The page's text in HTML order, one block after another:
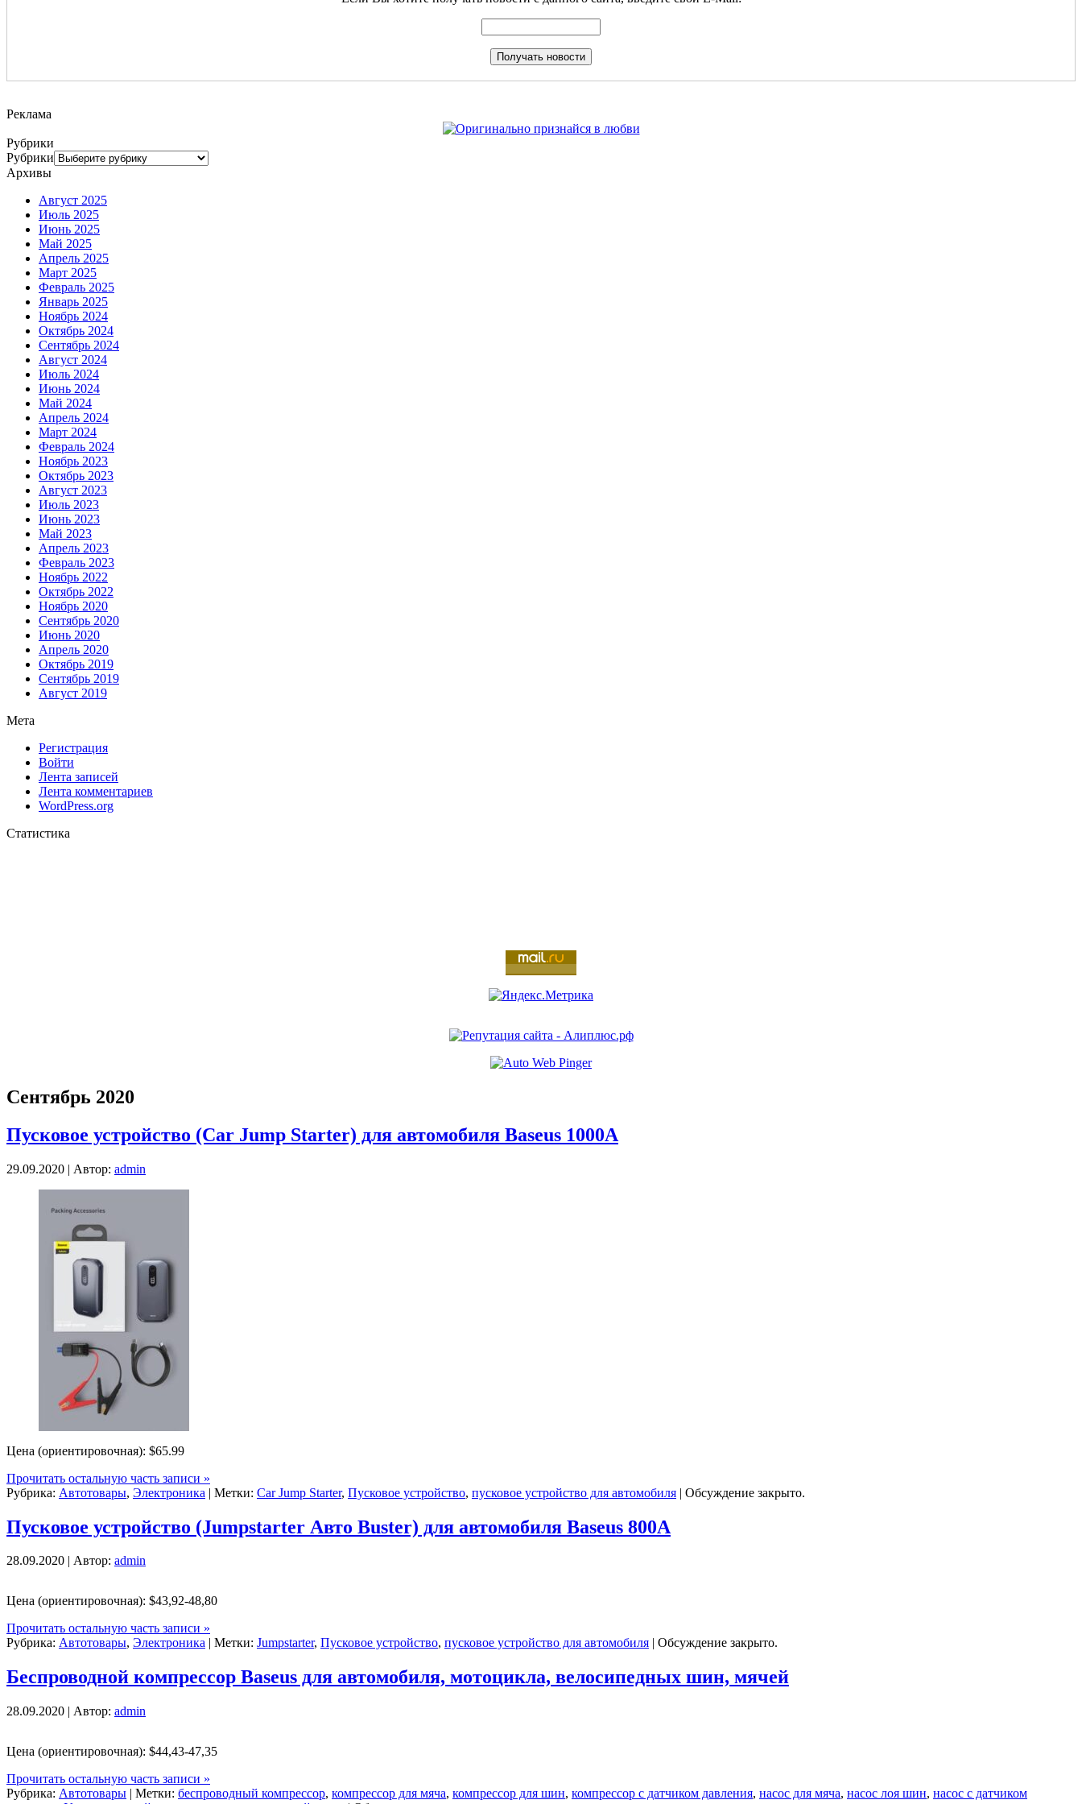
Реклама
Рубрики
Рубрики
Архивы
Август 2025
Июль 2025
Июнь 2025
Май 2025
Апрель 2025
Март 2025
Февраль 2025
Январь 2025
Ноябрь 2024
Октябрь 2024
Сентябрь 2024
Август 2024
Июль 2024
Июнь 2024
Май 2024
Апрель 2024
Март 2024
Февраль 2024
Ноябрь 2023
Октябрь 2023
Август 2023
Июль 2023
Июнь 2023
Май 2023
Апрель 2023
Февраль 2023
Ноябрь 2022
Октябрь 2022
Ноябрь 2020
Сентябрь 2020
Июнь 2020
Апрель 2020
Октябрь 2019
Сентябрь 2019
Август 2019
Мета
Регистрация
Войти
Лента записей
Лента комментариев
WordPress.org
Статистика
Сентябрь 2020
Пусковое устройство (Car Jump Starter) для автомобиля Baseus 1000A
29.09.2020 | Автор: admin
Цена (ориентировочная): $65.99
Прочитать остальную часть записи »
Рубрика: Автотовары, Электроника | Метки: Car Jump Starter, Пусковое устройство, пусковое устройство для автомобиля | Обсуждение закрыто.
Пусковое устройство (Jumpstarter Авто Buster) для автомобиля Baseus 800A
28.09.2020 | Автор: admin
Цена (ориентировочная): $43,92-48,80
Прочитать остальную часть записи »
Рубрика: Автотовары, Электроника | Метки: Jumpstarter, Пусковое устройство, пусковое устройство для автомобиля | Обсуждение закрыто.
Беспроводной компрессор Baseus для автомобиля, мотоцикла, велосипедных шин, мячей
28.09.2020 | Автор: admin
Цена (ориентировочная): $44,43-47,35
Прочитать остальную часть записи »
Рубрика: Автотовары | Метки: беспроводный компрессор, компрессор для мяча, компрессор для шин, компрессор с датчиком давления, насос для мяча, насос лоя шин, насос с датчиком